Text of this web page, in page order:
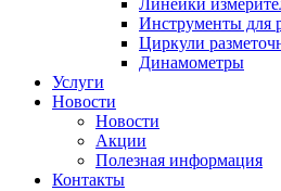
Линейки
Инструменты для
Циркули
Динамометры
Услуги
Новости
Новости
Акции
Полезная информация
Контакты